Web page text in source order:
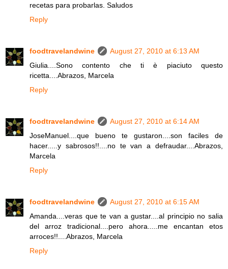
recetas para probarlas. Saludos
Reply
foodtravelandwine
August 27, 2010 at 6:13 AM
Giulia....Sono contento che ti è piaciuto questo
ricetta....Abrazos, Marcela
Reply
foodtravelandwine
August 27, 2010 at 6:14 AM
JoseManuel....que bueno te gustaron....son faciles de
hacer.....y sabrosos!!....no te van a defraudar....Abrazos,
Marcela
Reply
foodtravelandwine
August 27, 2010 at 6:15 AM
Amanda....veras que te van a gustar....al principio no salia
del arroz tradicional....pero ahora.....me encantan etos
arroces!!....Abrazos, Marcela
Reply